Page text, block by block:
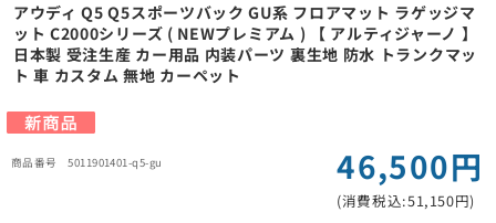
アウディ Q5 Q5スポーツバック GU系 フロアマット ラゲッジマ
ット C2000シリーズ ( NEWプレミアム ) 【 アルティジャーノ 】
日本製 受注生産 カー用品 内装パーツ 裏生地 防水 トランクマッ
ト 車 カスタム 無地 カーペット
5011901401-q5-gu 46,500円
(消費税込:51,150円)